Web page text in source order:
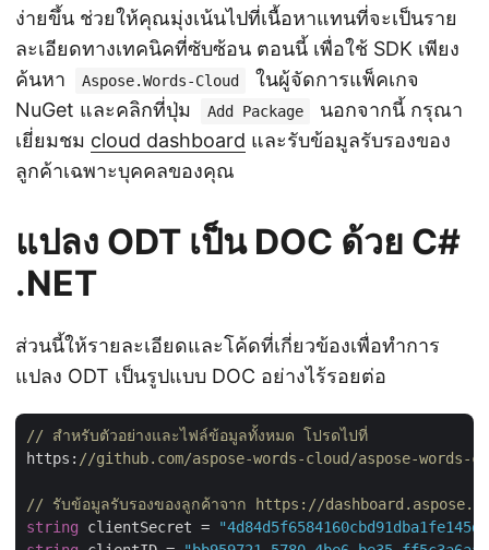
ง่ายขึ้น ช่วยให้คุณมุ่งเน้นไปที่เนื้อหาแทนที่จะเป็นราย
ละเอียดทางเทคนิคที่ซับซ้อน ตอนนี้ เพื่อใช้ SDK เพียง
ค้นหา
Aspose.Words-Cloud
ในผู้จัดการแพ็คเกจ
NuGet และคลิกที่ปุ่ม
Add Package
นอกจากนี้ กรุณา
เยี่ยมชม cloud dashboard และรับข้อมูลรับรองของ
ลูกค้าเฉพาะบุคคลของคุณ
แปลง ODT เป็น DOC ด้วย C#
.NET
ส่วนนี้ให้รายละเอียดและโค้ดที่เกี่ยวข้องเพื่อทำการ
แปลง ODT เป็นรูปแบบ DOC อย่างไร้รอยต่อ
// สำหรับตัวอย่างและไฟล์ข้อมูลทั้งหมด โปรดไปที่
https: //github.com/aspose-words-cloud/aspose-words-
// รับข้อมูลรับรองของลูกค้าจาก https://
string clientSecret =